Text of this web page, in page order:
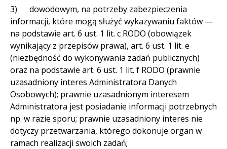
3) dowodowym, na potrzeby zabezpieczenia
informacji, które mogą służyć wykazywaniu faktów —
na podstawie art. 6 ust. 1 lit. c RODO (obowiązek
wynikający z przepisów prawa), art. 6 ust. 1 lit. e
(niezbędność do wykonywania zadań publicznych)
oraz na podstawie art. 6 ust. 1 lit. f RODO (prawnie
uzasadniony interes Administratora Danych
Osobowych); prawnie uzasadnionym interesem
Administratora jest posiadanie informacji potrzebnych
np. w razie sporu; prawnie uzasadniony interes nie
dotyczy przetwarzania, którego dokonuje organ w
ramach realizacji swoich zadań;